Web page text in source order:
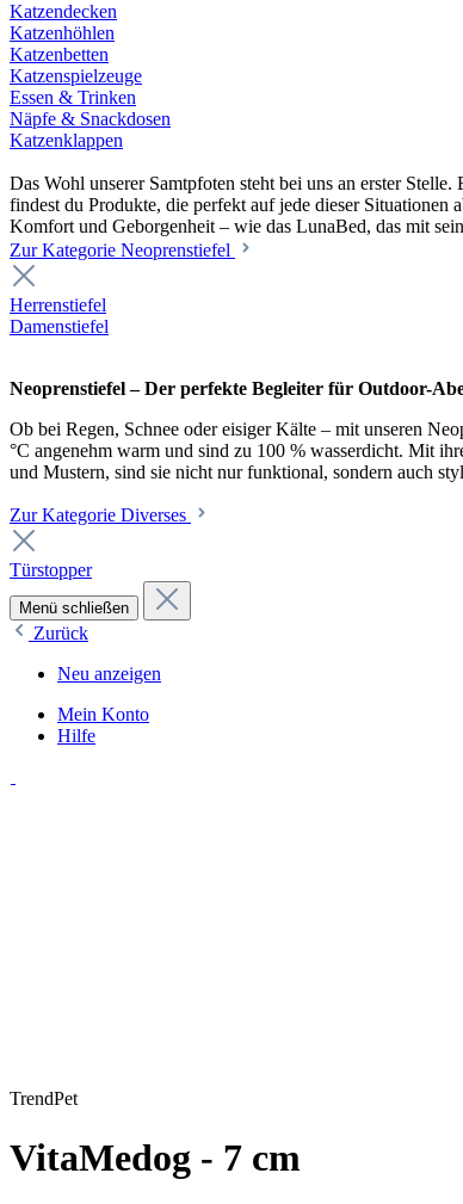
Katzendecken
Katzenhöhlen
Katzenbetten
Katzenspielzeuge
Essen & Trinken
Näpfe & Snackdosen
Katzenklappen
Das Wohl unserer Samtpfoten steht bei uns an erster
findest du Produkte, die perfekt auf jede dieser Situationen
Komfort und Geborgenheit – wie das LunaBed, das mit
Zur Kategorie Neoprenstiefel
Herrenstiefel
Damenstiefel
Neoprenstiefel – Der perfekte Begleiter für Outdoor-
Ob bei Regen, Schnee oder eisiger Kälte – mit unseren
°C angenehm warm und sind zu 100 % wasserdicht. Mit
und Mustern, sind sie nicht nur funktional, sondern auch
Zur Kategorie Diverses
Türstopper
Menü schließen
Zurück
Neu anzeigen
Mein Konto
Hilfe
TrendPet
VitaMedog - 7 cm